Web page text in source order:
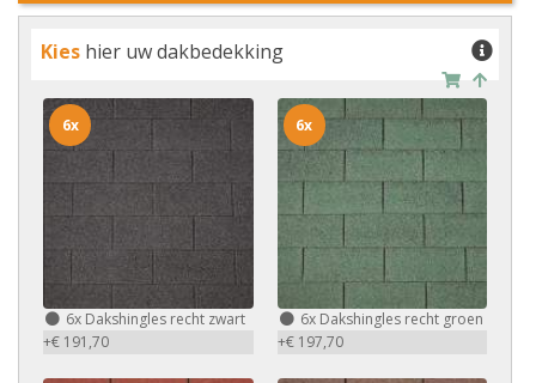
Kies hier uw dakbedekking
6x Dakshingles recht zwart
+€ 191,70
6x
6xDakshingles recht groen
+€ 197,70
6x